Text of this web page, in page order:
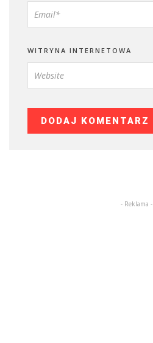
WITRYNA INTERNETOWA
- Reklama -